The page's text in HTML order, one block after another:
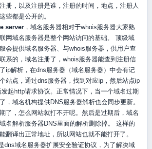
册，以及注册是谁，注册的时间，地点，注册人
些都是公开的。
server，域名服务器相对于whois服务器大家熟
网域名服务器是整个网站访问的基础。 顶级域
会提供域名服务器、与whois服务器，供用户查
系的，域名注册了，whois服务器能查到注册信
ip解析，在dns服务器（域名服务器）中会有记
站点，通过dns服务器，找到对应ip，然后站点ip
起http请求协议。正常情况下，当一个域名过期
，域名机构提供DNS服务器解析也会同步更新。
了，怎么网站就打不开呢。然后是过期后，域名
名解析服务器DNS里面的解析删除掉。 这样的
翻译出正常地址，所以网站也就不能打开了。
dns域名服务器扩展安全验证协议，为了解决域